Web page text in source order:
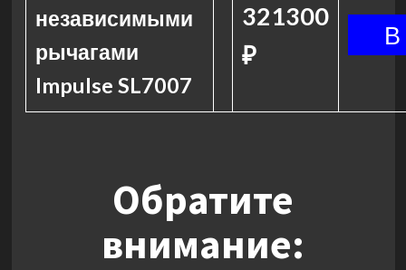
независимыми
рычагами
Impulse SL7007
321300
₽
Обратите
внимание: